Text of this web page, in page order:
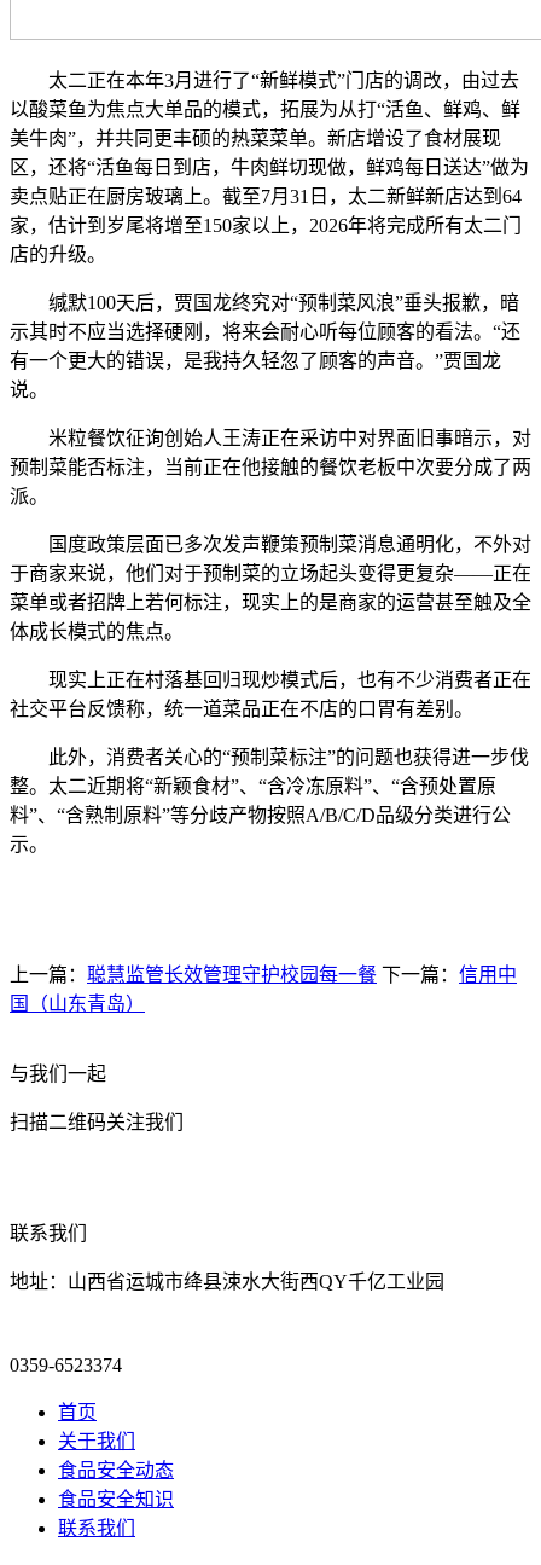
太二正在本年3月进行了“新鲜模式”门店的调改，由过去
以酸菜鱼为焦点大单品的模式，拓展为从打“活鱼、鲜鸡、鲜
美牛肉”，并共同更丰硕的热菜菜单。新店增设了食材展现
区，还将“活鱼每日到店，牛肉鲜切现做，鲜鸡每日送达”做为
卖点贴正在厨房玻璃上。截至7月31日，太二新鲜新店达到64
家，估计到岁尾将增至150家以上，2026年将完成所有太二门
店的升级。
缄默100天后，贾国龙终究对“预制菜风浪”垂头报歉，暗
示其时不应当选择硬刚，将来会耐心听每位顾客的看法。“还
有一个更大的错误，是我持久轻忽了顾客的声音。”贾国龙
说。
米粒餐饮征询创始人王涛正在采访中对界面旧事暗示，对
预制菜能否标注，当前正在他接触的餐饮老板中次要分成了两
派。
国度政策层面已多次发声鞭策预制菜消息通明化，不外对
于商家来说，他们对于预制菜的立场起头变得更复杂——正在
菜单或者招牌上若何标注，现实上的是商家的运营甚至触及全
体成长模式的焦点。
现实上正在村落基回归现炒模式后，也有不少消费者正在
社交平台反馈称，统一道菜品正在不店的口胃有差别。
此外，消费者关心的“预制菜标注”的问题也获得进一步伐
整。太二近期将“新颖食材”、“含冷冻原料”、“含预处置原
料”、“含熟制原料”等分歧产物按照A/B/C/D品级分类进行公
示。
上一篇： 聪慧监管长效管理守护校园每一餐 下一篇： 信用中
国（山东青岛）
与我们一起
扫描二维码关注我们
联系我们
地址：山西省运城市绛县涑水大街西QY千亿工业园
0359-6523374
首页
关于我们
食品安全动态
食品安全知识
联系我们